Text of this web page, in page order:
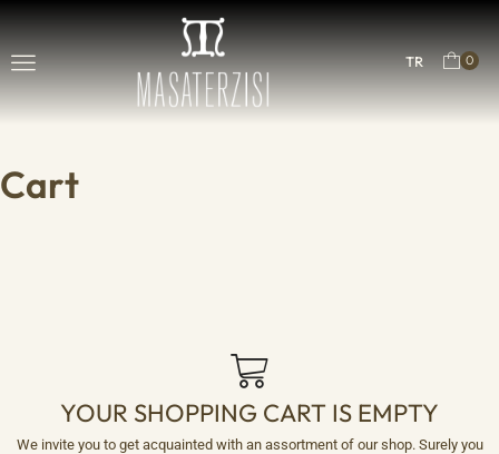
TR 0
Cart
YOUR SHOPPING CART IS EMPTY
We invite you to get acquainted with an assortment of our shop. Surely you